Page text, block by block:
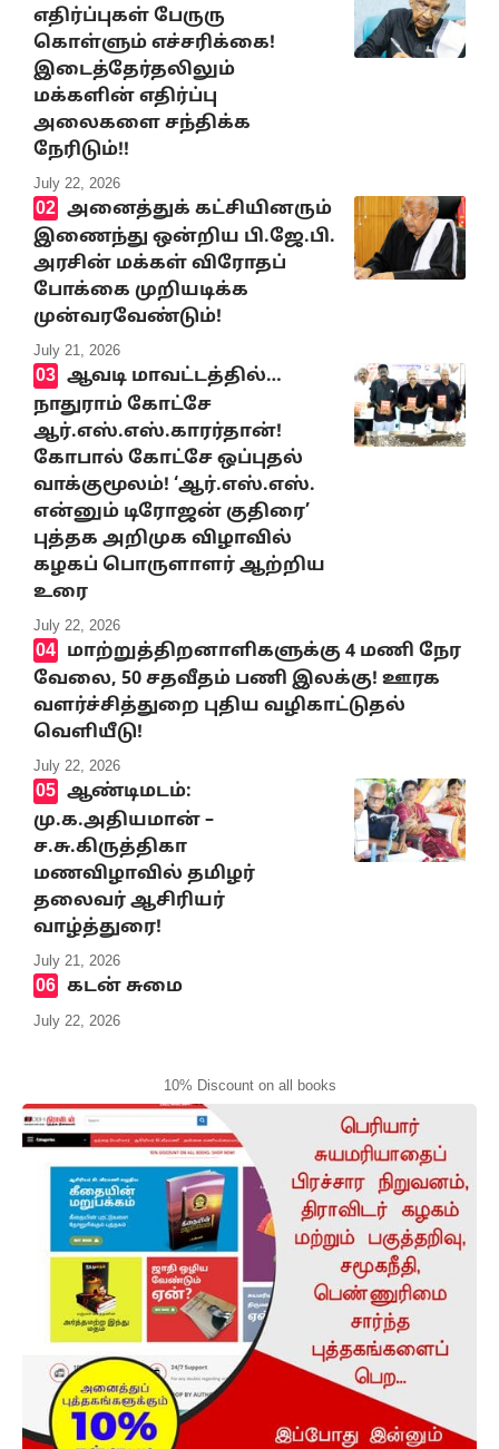
எதிர்ப்புகள் பேருரு
கொள்ளும் எச்சரிக்கை!
இடைத்தேர்தலிலும்
மக்களின் எதிர்ப்பு
அலைகளை சந்திக்க
நேரிடும்!!
July 22, 2026
அனைத்துக் கட்சியினரும்
இணைந்து ஒன்றிய பி.ஜே.பி.
அரசின் மக்கள் விரோதப்
போக்கை முறியடிக்க
முன்வரவேண்டும்!
July 21, 2026
ஆவடி மாவட்டத்தில்…
நாதுராம் கோட்சே
ஆர்.எஸ்.எஸ்.காரர்தான்!
கோபால் கோட்சே ஒப்புதல்
வாக்குமூலம்! ‘ஆர்.எஸ்.எஸ்.
என்னும் டிரோஜன் குதிரை’
புத்தக அறிமுக விழாவில்
கழகப் பொருளாளர் ஆற்றிய
உரை
July 22, 2026
மாற்றுத்திறனாளிகளுக்கு 4 மணி நேர
வேலை, 50 சதவீதம் பணி இலக்கு! ஊரக
வளர்ச்சித்துறை புதிய வழிகாட்டுதல்
வெளியீடு!
July 22, 2026
ஆண்டிமடம்:
மு.க.அதியமான் –
ச.சு.கிருத்திகா
மணவிழாவில் தமிழர்
தலைவர் ஆசிரியர்
வாழ்த்துரை!
July 21, 2026
கடன் சுமை
July 22, 2026
10% Discount on all books